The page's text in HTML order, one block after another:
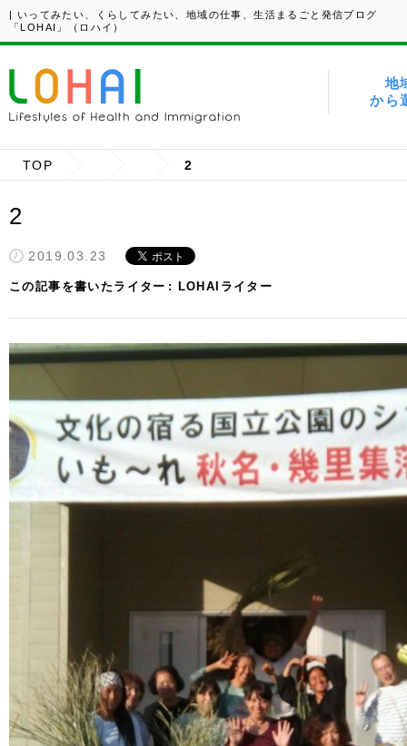
| いってみたい、くらしてみたい、地域の仕事、生活まるごと発信ブログ
「LOHAI」（ロハイ）
地
から
TOP 2
2
2019.03.23
この記事を書いたライター LOHAIライター